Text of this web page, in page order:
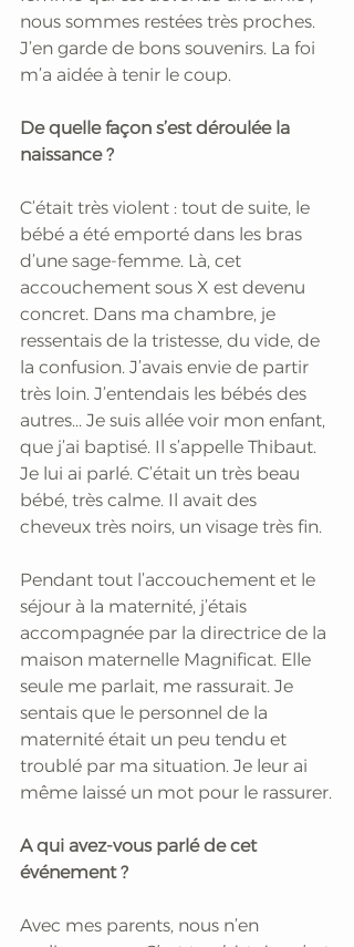
nous sommes restées très proches.
J’en garde de bons souvenirs. La foi
m’a aidée à tenir le coup.
De quelle façon s’est déroulée la
naissance ?
C’était très violent : tout de suite, le
bébé a été emporté dans les bras
d’une sage-femme. Là, cet
accouchement sous X est devenu
concret. Dans ma chambre, je
ressentais de la tristesse, du vide, de
la confusion. J’avais envie de partir
très loin. J’entendais les bébés des
autres... Je suis allée voir mon enfant,
que j’ai baptisé. Il s’appelle Thibaut.
Je lui ai parlé. C’était un très beau
bébé, très calme. Il avait des
cheveux très noirs, un visage très fin.
Pendant tout l’accouchement et le
séjour à la maternité, j’étais
accompagnée par la directrice de la
maison maternelle Magnificat. Elle
seule me parlait, me rassurait. Je
sentais que le personnel de la
maternité était un peu tendu et
troublé par ma situation. Je leur ai
même laissé un mot pour le rassurer.
A qui avez-vous parlé de cet
événement ?
Avec mes parents, nous n’en